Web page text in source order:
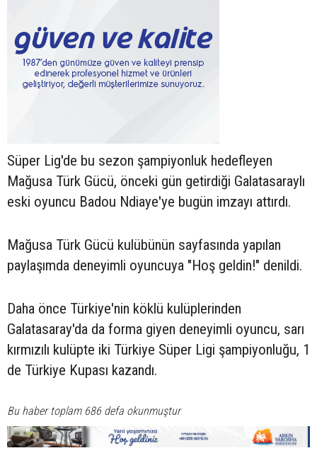
Süper Lig'de bu sezon şampiyonluk hedefleyen
Mağusa Türk Gücü, önceki gün getirdiği Galatasaraylı
eski oyuncu Badou Ndiaye'ye bugün imzayı attırdı.
Mağusa Türk Gücü kulübünün sayfasında yapılan
paylaşımda deneyimli oyuncuya "Hoş geldin!" denildi.
Daha önce Türkiye'nin köklü kulüplerinden
Galatasaray'da da forma giyen deneyimli oyuncu, sarı
kırmızılı kulüpte iki Türkiye Süper Ligi şampiyonluğu, 1
de Türkiye Kupası kazandı.
Bu haber toplam 686 defa okunmuştur